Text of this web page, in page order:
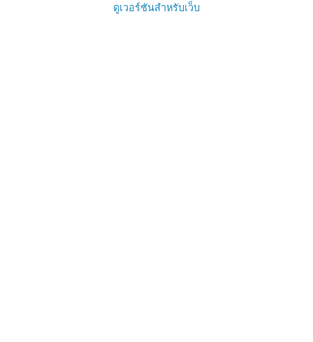
ดูเวอร์ชันสำหรับเว็บ